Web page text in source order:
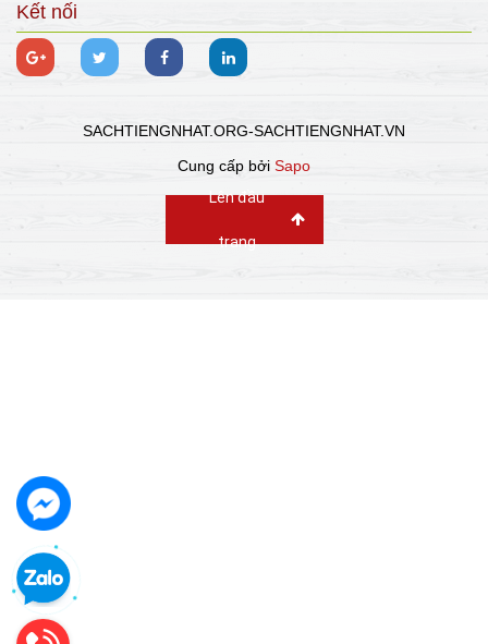
Kết nối
SACHTIENGNHAT.ORG-SACHTIENGNHAT.VN
Cung cấp bởi Sapo
Lên đầu
trang